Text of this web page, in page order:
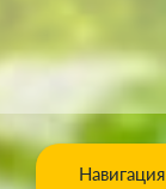
Навигация